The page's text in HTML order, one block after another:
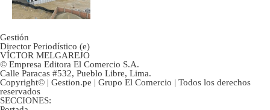
Gestión
Director Periodístico (e)
VÍCTOR MELGAREJO
© Empresa Editora El Comercio S.A.
Calle Paracas #532, Pueblo Libre, Lima.
Copyright© | Gestion.pe | Grupo El Comercio | Todos los derechos
reservados
SECCIONES: